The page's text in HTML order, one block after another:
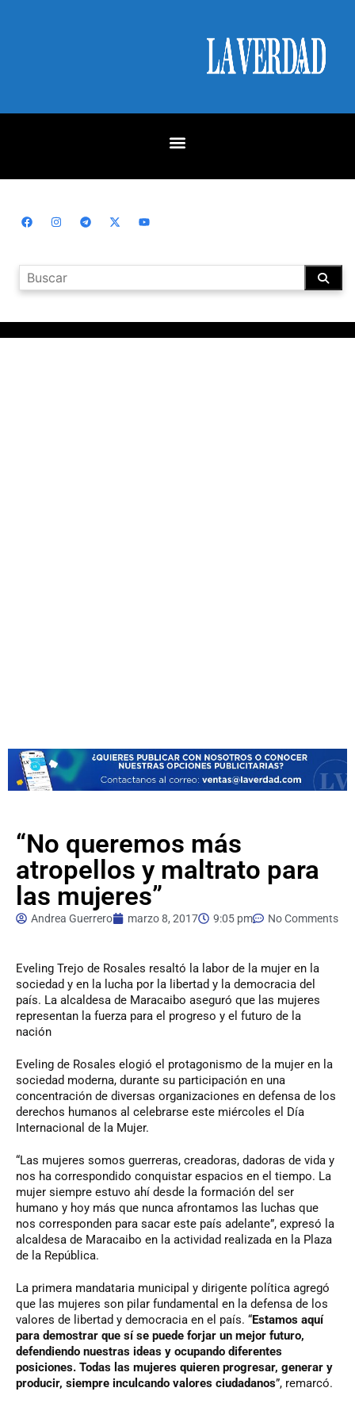
“No queremos más
atropellos y maltrato para
las mujeres”
Andrea Guerrero marzo 8, 2017 9:05 pm No Comments
Eveling Trejo de Rosales resaltó la labor de la mujer en la
sociedad y en la lucha por la libertad y la democracia del
país. La alcaldesa de Maracaibo aseguró que las mujeres
representan la fuerza para el progreso y el futuro de la
nación
Eveling de Rosales elogió el protagonismo de la mujer en la
sociedad moderna, durante su participación en una
concentración de diversas organizaciones en defensa de los
derechos humanos al celebrarse este miércoles el Día
Internacional de la Mujer.
“Las mujeres somos guerreras, creadoras, dadoras de vida y
nos ha correspondido conquistar espacios en el tiempo. La
mujer siempre estuvo ahí desde la formación del ser
humano y hoy más que nunca afrontamos las luchas que
nos corresponden para sacar este país adelante”, expresó la
alcaldesa de Maracaibo en la actividad realizada en la Plaza
de la República.
La primera mandataria municipal y dirigente política agregó
que las mujeres son pilar fundamental en la defensa de los
valores de libertad y democracia en el país. “Estamos aquí
para demostrar que sí se puede forjar un mejor futuro,
defendiendo nuestras ideas y ocupando diferentes
posiciones. Todas las mujeres quieren progresar, generar y
producir, siempre inculcando valores ciudadanos”, remarcó.